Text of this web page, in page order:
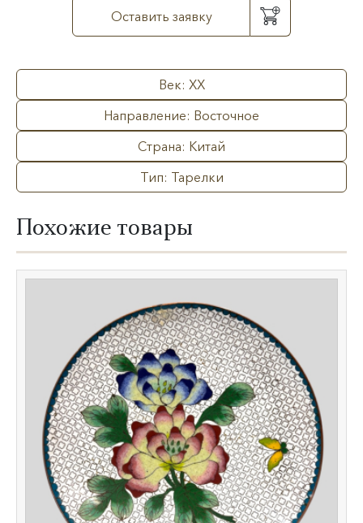
Оставить заявку
Век: XX
Направление: Восточное
Страна: Китай
Тип: Тарелки
Похожие товары